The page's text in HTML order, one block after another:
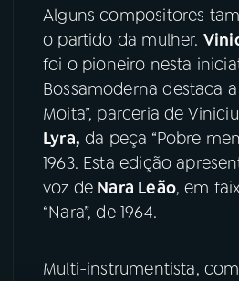
Alguns compositores
o partido da mulher.
foi o pioneiro nesta
Bossamoderna destaca
Moita”, parceria de
Lyra, da peça “Pobre
1963. Esta edição
voz de Nara Leão, em
“Nara”, de 1964.
Multi-instrumentista,